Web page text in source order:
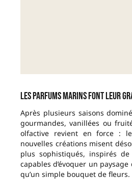
Les parfums marins font leur
Après plusieurs saisons
gourmandes, vanillées ou
olfactive revient en force :
nouvelles créations misent
plus sophistiqués, inspirés de
capables d’évoquer un
qu’un simple bouquet de fleurs.